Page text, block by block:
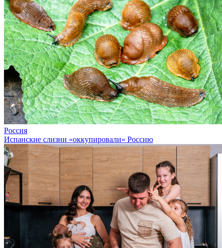
Россия
Испанские слизни «оккупировали» Россию